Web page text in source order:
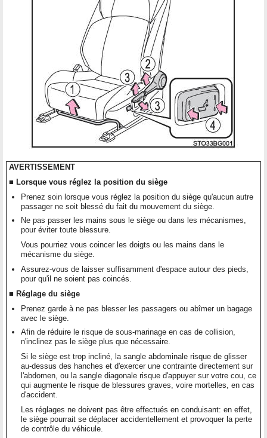
AVERTISSEMENT
■ Lorsque vous réglez la position du siège
Prenez soin lorsque vous réglez la position du siège qu'aucun autre
passager ne soit blessé du fait du mouvement du siège.
Ne pas passer les mains sous le siège ou dans les mécanismes,
pour éviter toute blessure.
Vous pourriez vous coincer les doigts ou les mains dans le
mécanisme du siège.
Assurez-vous de laisser suffisamment d'espace autour des pieds,
pour qu'il ne soient pas coincés.
■ Réglage du siège
Prenez garde à ne pas blesser les passagers ou abîmer un bagage
avec le siège.
Afin de réduire le risque de sous-marinage en cas de collision,
n'inclinez pas le siège plus que nécessaire.
Si le siège est trop incliné, la sangle abdominale risque de glisser
au-dessus des hanches et d'exercer une contrainte directement sur
l'abdomen, ou la sangle diagonale risque d'appuyer sur votre cou, ce
qui augmente le risque de blessures graves, voire mortelles, en cas
d'accident.
Les réglages ne doivent pas être effectués en conduisant: en effet,
le siège pourrait se déplacer accidentellement et provoquer la perte
de contrôle du véhicule.